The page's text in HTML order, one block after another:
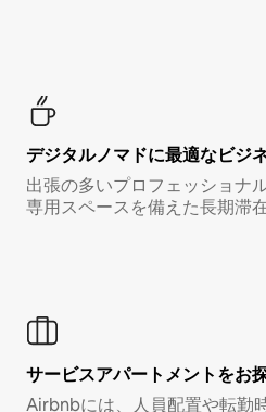
デジタルノマド⁠に最⁠適⁠なビ⁠ジ⁠
出張の多いプロフェッショナ
専用スペースを備えた長期滞
サービスアパートメントをお
Airbnbには、人員配置や転勤